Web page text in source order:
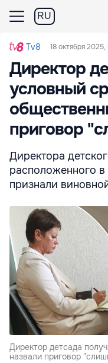
RU
Tv8 18 октября
Директор
условный
приговор
Директора
расположенного
признали
Директор детсада
назвали приговор